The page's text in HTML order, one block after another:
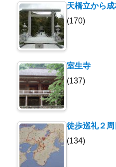
天橋立から成
(170)
室生寺
(137)
徒歩巡礼２周
(134)